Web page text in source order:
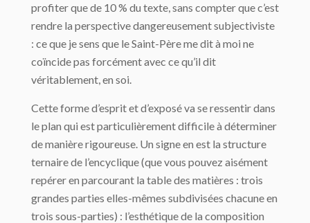
profiter que de 10 % du texte, sans compter que c’est
rendre la perspective dangereusement subjectiviste
: ce que je sens que le Saint-Père me dit à moi ne
coïncide pas forcément avec ce qu’il dit
véritablement, en soi.
Cette forme d’esprit et d’exposé va se ressentir dans
le plan qui est particulièrement difficile à déterminer
de manière rigoureuse. Un signe en est la structure
ternaire de l’encyclique (que vous pouvez aisément
repérer en parcourant la table des matières : trois
grandes parties elles-mêmes subdivisées chacune en
trois sous-parties) : l’esthétique de la composition